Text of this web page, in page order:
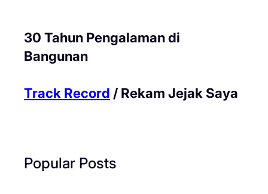
30 Tahun Pengalaman di
Bangunan
Track Record / Rekam Jejak Saya
Popular Posts